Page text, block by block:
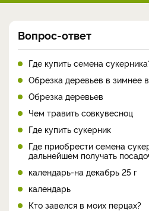
Вопрос-ответ
Где купить семена
Обрезка деревьев в зимнее
Обрезка деревьев
Чем травить совкувесноц
Где купить сукерник
Где приобрести семена
дальнейшем получать
календарь-на декабрь 25 г
календарь
Кто завелся в моих перцах?